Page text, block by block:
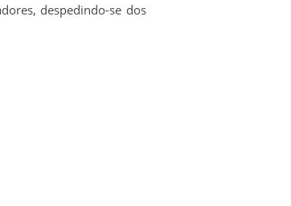
despedindo-se dos